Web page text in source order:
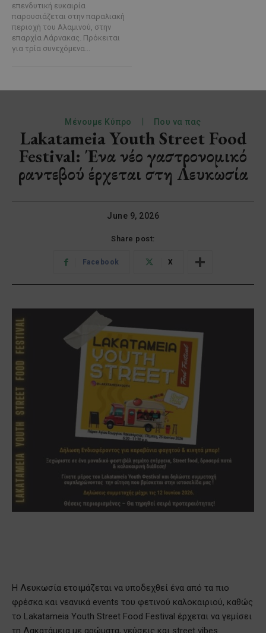
επενδυτική ευκαιρία
παρουσιάζεται στην παραλιακή
περιοχή του Αλαμινού, στην
επαρχία Λάρνακας. Πρόκειται
για τρία συνεχόμενα...